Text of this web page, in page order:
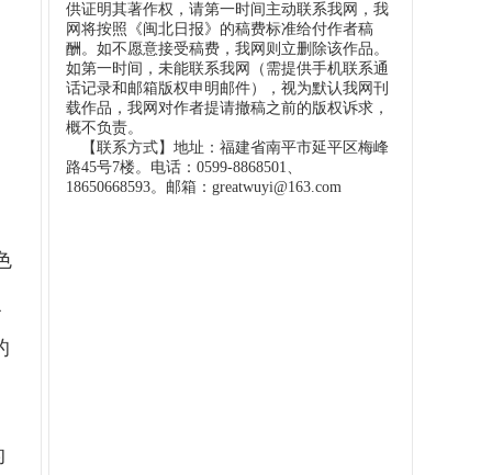
供证明其著作权，请第一时间主动联系我网，我
网将按照《闽北日报》的稿费标准给付作者稿
酬。如不愿意接受稿费，我网则立删除该作品。
如第一时间，未能联系我网（需提供手机联系通
话记录和邮箱版权申明邮件），视为默认我网刊
载作品，我网对作者提请撤稿之前的版权诉求，
概不负责。
【联系方式】地址：福建省南平市延平区梅峰
路45号7楼。电话：0599-8868501、
18650668593。邮箱：greatwuyi@163.com